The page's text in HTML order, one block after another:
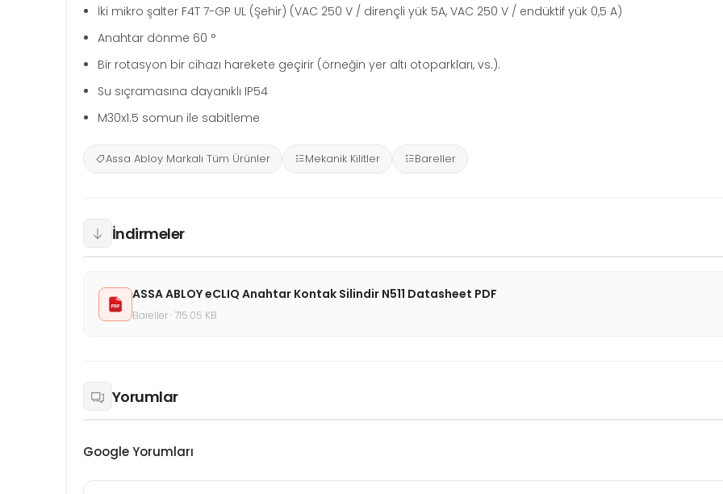
İki mikro şalter F4T 7-GP UL (Şehir) (VAC 250 V / dirençli yük 5A, VAC 250 V / endüktif yük 0,5 A)
Anahtar dönme 60 °
Bir rotasyon bir cihazı harekete geçirir (örneğin yer altı otoparkları, vs.).
Su sıçramasına dayanıklı IP54
M30x1.5 somun ile sabitleme
Assa Abloy Markalı Tüm Ürünler Mekanik Kilitler Bareller
İndirmeler
ASSA ABLOY eCLIQ Anahtar Kontak Silindir N511 Datasheet PDF
Bareller · 715.05 KB
Yorumlar
Google Yorumları